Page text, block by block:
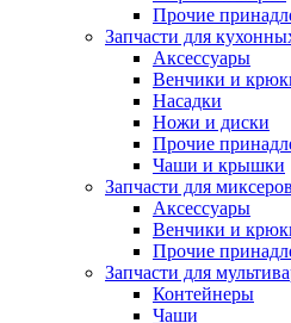
Прочие
Запчасти для
Аксессуары
Венчики и
Насадки
Ножи и диски
Прочие
Чаши и крышки
Запчасти для
Аксессуары
Венчики и
Прочие
Запчасти для
Контейнеры
Чаши